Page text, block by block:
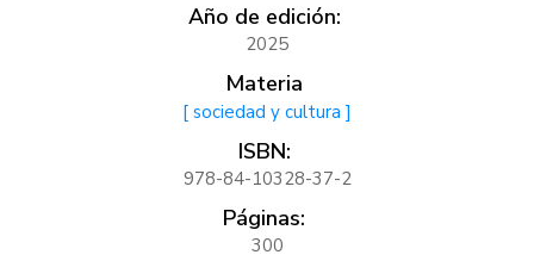
Año de edición:
2025
Materia
[ sociedad y cultura ]
ISBN:
978-84-10328-37-2
Páginas:
300